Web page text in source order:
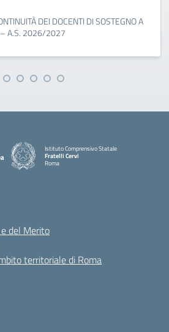
DEI DOCENTI DI SOSTEGNO A
– A.S. 2026/2027
Istituto Comprensivo Statale
Fratelli Cervi
Roma
del Merito
territoriale di Roma